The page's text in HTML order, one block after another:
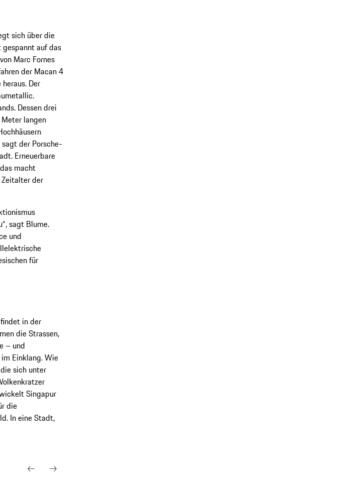
sich über die
auf das
Marc Fornes
der Macan 4
Der
Dessen drei
langen
der Porsche-
Erneuerbare
macht
der
sagt Blume.
und
für
in der
die Strassen,
– und
Einklang. Wie
sich unter
Singapur
die
In eine Stadt,